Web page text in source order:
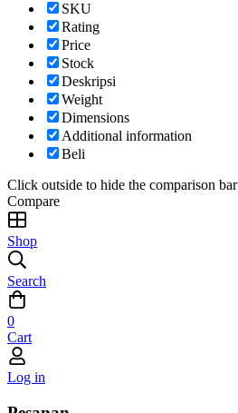
SKU
Rating
Price
Stock
Deskripsi
Weight
Dimensions
Additional information
Beli
Click outside to hide the comparison bar
Compare
Shop
Search
0
Cart
Log in